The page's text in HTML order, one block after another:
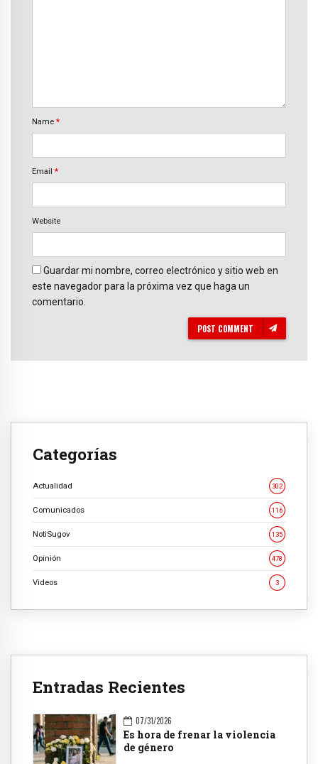
Name *
Email *
Website
Guardar mi nombre, correo electrónico y sitio web en
este navegador para la próxima vez que haga un
comentario.
POST COMMENT
Categorías
Actualidad 302
Comunicados 116
NotiSugov 135
Opinión 478
Videos 3
Entradas Recientes
07/31/2026
Es hora de frenar la violencia
de género